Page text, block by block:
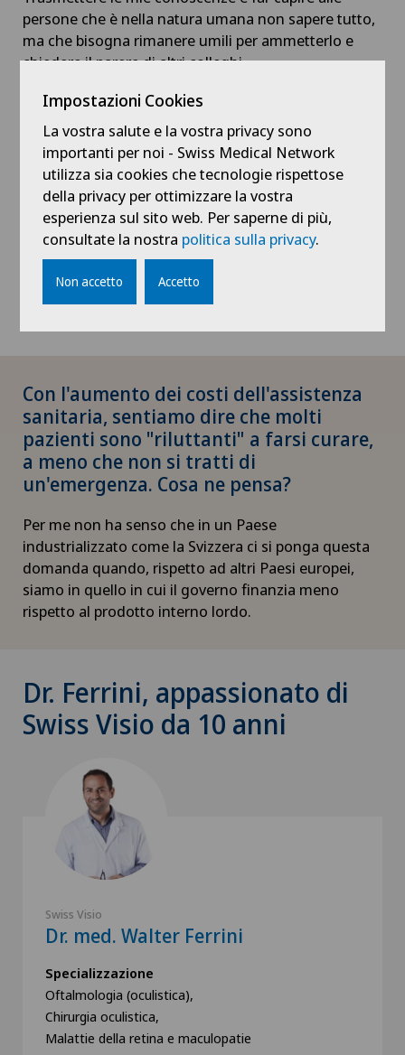
persone che è nella natura umana non sapere tutto,
ma che bisogna rimanere umili per ammetterlo e
chiedere il parere di altri colleghi.
Come vede evolversi la sua
professione?
L'intelligenza artificiale ci aiuterà in futuro per
alcune diagnosi e decisioni terapeutiche,
ricercando e integrando i biomarcatori
nell'albero decisionale. Non tutto è bianco o
nero. Una patologia può inizialmente
assomigliare a molte altre, ma poi diventare
diversa nel tempo.
Con l'aumento dei costi dell'assistenza
sanitaria, sentiamo dire che molti
pazienti sono "riluttanti" a farsi curare,
a meno che non si tratti di
un'emergenza. Cosa ne pensa?
Per me non ha senso che in un Paese
industrializzato come la Svizzera ci si ponga questa
domanda quando, rispetto ad altri Paesi europei,
siamo in quello in cui il governo finanzia meno
rispetto al prodotto interno lordo.
Dr. Ferrini, appassionato di
Swiss Visio da 10 anni
Swiss Visio
Dr. med. Walter Ferrini
Specializzazione
Oftalmologia (oculistica),
Chirurgia oculistica,
Malattie della retina e maculopatie
Impostazioni Cookies
La vostra salute e la vostra privacy sono
importanti per noi - Swiss Medical Network
utilizza sia cookies che tecnologie rispettose
della privacy per ottimizzare la vostra
esperienza sul sito web. Per saperne di più,
consultate la nostra politica sulla privacy.
Non accetto Accetto